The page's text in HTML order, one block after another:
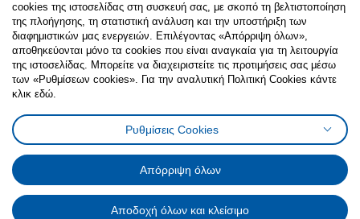
FacebookInstagram
TikTokYoutubePinterestTwitter
Πολιτική CookiesΔήλωση ψηφιακής προσβασιμότητας
Ρυθμίσεις cookiesΌροι Χρήσης
Γενική Πολιτική Προσωπικών Δεδομένων
Πολιτική Προσωπικών Δεδομένων για ΙΚΕΑ.gr
Κώδικας Καταναλωτικής Δεοντολογίας
cookies της ιστοσελίδας στη συσκευή σας, με σκοπό τη βελτιστοποίηση
της πλοήγησης, τη στατιστική ανάλυση και την υποστήριξη των
διαφημιστικών μας ενεργειών. Επιλέγοντας «Απόρριψη όλων»,
αποθηκεύονται μόνο τα cookies που είναι αναγκαία για τη λειτουργία
της ιστοσελίδας. Μπορείτε να διαχειριστείτε τις προτιμήσεις σας μέσω
των «Ρυθμίσεων cookies». Για την αναλυτική Πολιτική Cookies κάντε
κλικ εδώ.
Ρυθμίσεις Cookies
Απόρριψη όλων
Αποδοχή όλων και κλείσιμο